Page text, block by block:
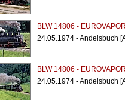
BLW 14806 -
24.05.1974 - Andelsbuch
BLW 14806 -
24.05.1974 - Andelsbuch